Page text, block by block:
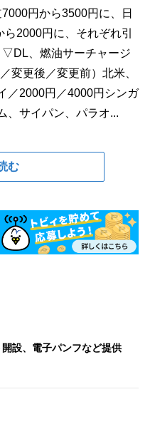
円から3500円に、日
2000円に、それぞれ引
▽DL、燃油サーチャージ
変更後／変更前）北米、
／2000円／4000円シンガ
、サイパン、パラオ...
む
設、電子パンフなど提供